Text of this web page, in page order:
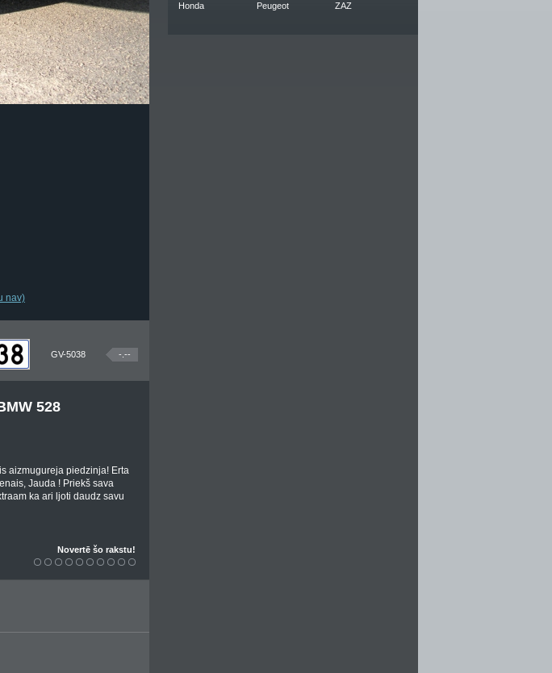
nav)
GV-5038 -.--
528
aizmugureja piedzinja! Erta
Jauda ! Priekš sava
ka ari ljoti daudz savu
Novertē šo rakstu!
Honda
Peugeot
ZAZ